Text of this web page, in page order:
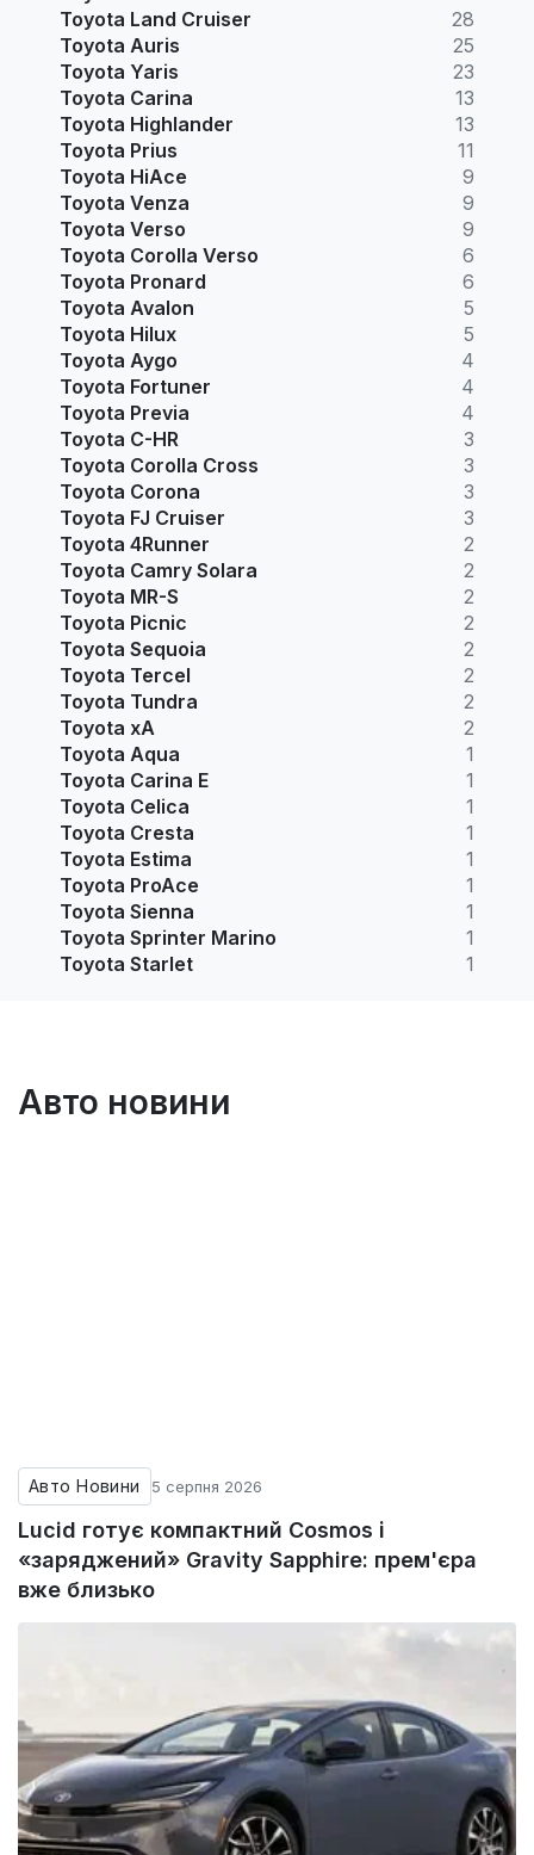
Toyota Land Cruiser
28
Toyota Auris
25
Toyota Yaris
23
Toyota Carina
13
Toyota Highlander
13
Toyota Prius
11
Toyota HiAce
9
Toyota Venza
9
Toyota Verso
9
Toyota Corolla Verso
6
Toyota Pronard
6
Toyota Avalon
5
Toyota Hilux
5
Toyota Aygo
4
Toyota Fortuner
4
Toyota Previa
4
Toyota C-HR
3
Toyota Corolla Cross
3
Toyota Corona
3
Toyota FJ Cruiser
3
Toyota 4Runner
2
Toyota Camry Solara
2
Toyota MR-S
2
Toyota Picnic
2
Toyota Sequoia
2
Toyota Tercel
2
Toyota Tundra
2
Toyota xA
2
Toyota Aqua
1
Toyota Carina E
1
Toyota Celica
1
Toyota Cresta
1
Toyota Estima
1
Toyota ProAce
1
Toyota Sienna
1
Toyota Sprinter Marino
1
Toyota Starlet
1
Авто новини
Авто Новини 5 серпня 2026
Lucid готує компактний Cosmos і
«заряджений» Gravity Sapphire: прем'єра
вже близько